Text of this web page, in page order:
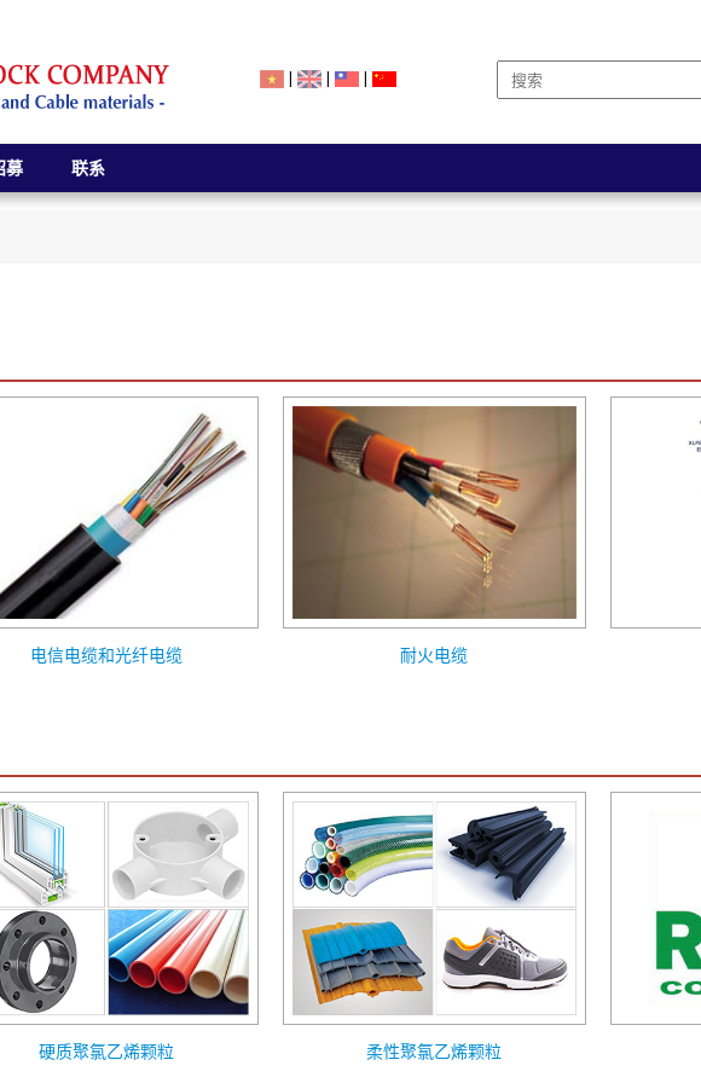
| | |
募 联系
电信电缆和光纤电缆 耐火电缆
硬质聚氯乙烯颗粒 柔性聚氯乙烯颗粒